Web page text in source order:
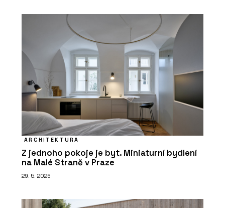
ARCHITEKTURA
Z jednoho pokoje je byt. Miniaturní bydlení
na Malé Straně v Praze
29. 5. 2026